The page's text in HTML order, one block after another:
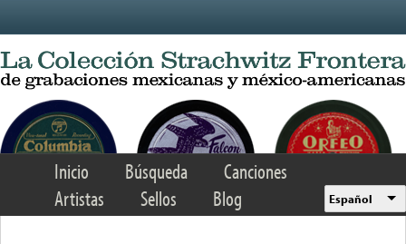
Inicio Búsqueda
Canciones
Artistas
Sellos Blog Español